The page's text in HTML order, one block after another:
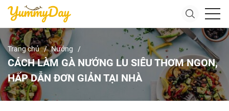
Trang chủ Nướng
CÁCH LÀM GÀ NƯỚNG LU SIÊU THƠM NGON,
HẤP DẪN ĐƠN GIẢN TẠI NHÀ